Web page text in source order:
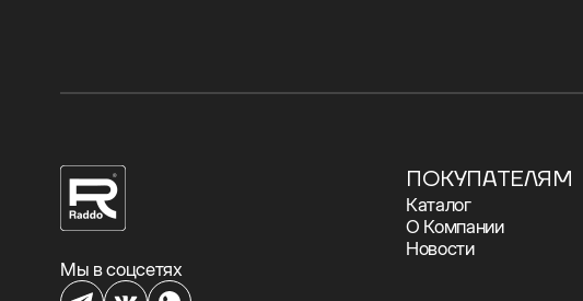
Мы в соцсетях
ПОКУПАТЕЛЯМ
Каталог
О Компании
Новости